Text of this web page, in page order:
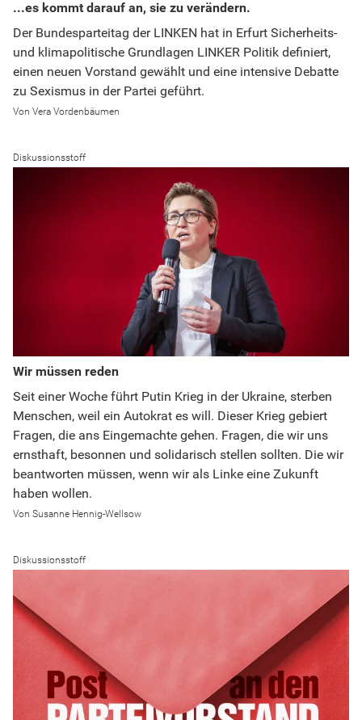
...es kommt darauf an, sie zu verändern.
Der Bundesparteitag der LINKEN hat in Erfurt Sicherheits-
und klimapolitische Grundlagen LINKER Politik definiert,
einen neuen Vorstand gewählt und eine intensive Debatte
zu Sexismus in der Partei geführt.
Vera Vordenbäumen
Diskussionsstoff
Wir müssen reden
Seit einer Woche führt Putin Krieg in der Ukraine, sterben
Menschen, weil ein Autokrat es will. Dieser Krieg gebiert
Fragen, die ans Eingemachte gehen. Fragen, die wir uns
ernsthaft, besonnen und solidarisch stellen sollten. Die wir
beantworten müssen, wenn wir als Linke eine Zukunft
haben wollen.
Susanne Hennig-Wellsow
Diskussionsstoff